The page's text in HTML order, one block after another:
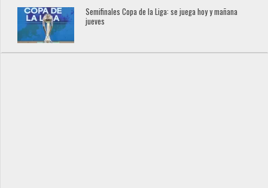
Semifinales Copa de la Liga: se juega hoy y mañana
jueves